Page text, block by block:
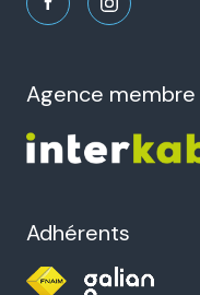
agence membre
Adhérents